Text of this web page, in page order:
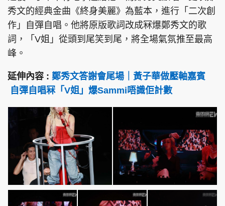
秀文的經典金曲《終身美麗》為藍本，進行「二次創
作」自彈自唱。他將原版歌詞改成冧爆鄭秀文的歌
詞，「V姐」從頭到尾笑到尾，將全場氣氛推至最高
峰。
延伸內容 : 鄭秀文答謝會尾場｜黃子華做壓軸嘉賓
自彈自唱冧「V姐」爆Sammi唔識佢計數